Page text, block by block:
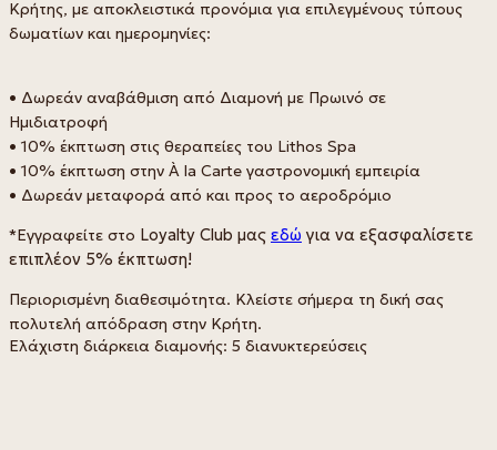
Κρήτης, με αποκλειστικά προνόμια για επιλεγμένους τύπους
δωματίων και ημερομηνίες:
• Δωρεάν αναβάθμιση από Διαμονή με Πρωινό σε
Ημιδιατροφή
• 10% έκπτωση στις θεραπείες του Lithos Spa
• 10% έκπτωση στην À la Carte γαστρονομική εμπειρία
• Δωρεάν μεταφορά από και προς το αεροδρόμιο
*Εγγραφείτε στο Loyalty Club μας εδώ για να εξασφαλίσετε
επιπλέον 5% έκπτωση!
Περιορισμένη διαθεσιμότητα. Κλείστε σήμερα τη δική σας
πολυτελή απόδραση στην Κρήτη.
Ελάχιστη διάρκεια διαμονής: 5 διανυκτερεύσεις